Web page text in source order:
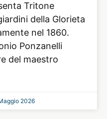
Tritone
della Glorieta
nel 1860.
Ponzanelli
del maestro
2026